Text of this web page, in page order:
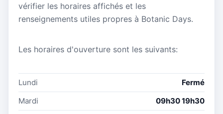
vérifier les horaires affichés et les
renseignements utiles propres à Botanic Days.
Les horaires d'ouverture sont les suivants:
Lundi
Fermé
Mardi
09h30 19h30